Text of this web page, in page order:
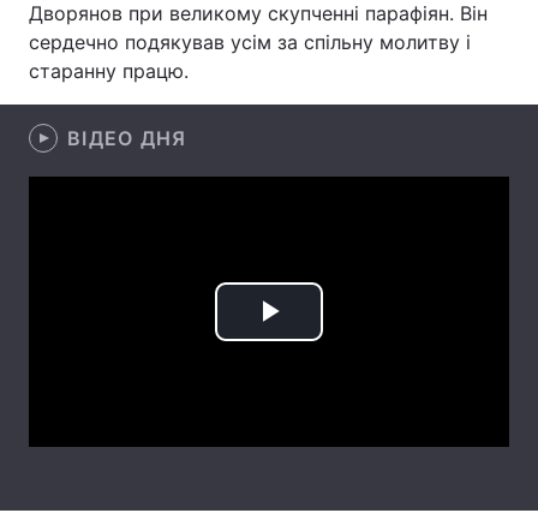
Техно і зв'язок Лайт
Зброя
Здоров'я
Дворянов при великому скупченні парафіян. Він
сердечно подякував усім за спільну молитву і
старанну працю.
ВІДЕО ДНЯ
Play